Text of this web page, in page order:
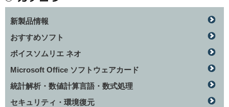
新製品情報
おすすめソフト
ボイスソムリエ ネオ
Microsoft Office ソフトウェアカード
統計解析・数値計算言語・数式処理
セキュリティ・環境復元